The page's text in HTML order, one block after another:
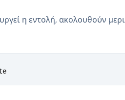
η εντολή, ακολουθούν